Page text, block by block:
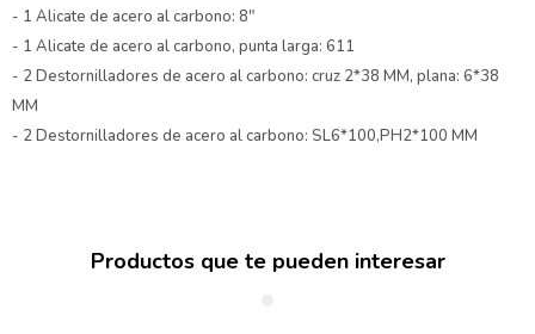
- 1 Alicate de acero al carbono: 8"
- 1 Alicate de acero al carbono, punta larga: 611
- 2 Destornilladores de acero al carbono: cruz 2*38 MM, plana: 6*38
MM
- 2 Destornilladores de acero al carbono: SL6*100,PH2*100 MM
Productos que te pueden interesar